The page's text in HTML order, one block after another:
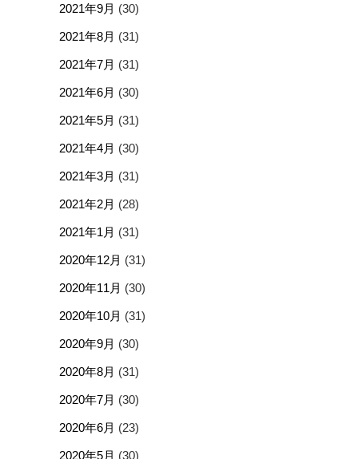
2021年9月 (30)
2021年8月 (31)
2021年7月 (31)
2021年6月 (30)
2021年5月 (31)
2021年4月 (30)
2021年3月 (31)
2021年2月 (28)
2021年1月 (31)
2020年12月 (31)
2020年11月 (30)
2020年10月 (31)
2020年9月 (30)
2020年8月 (31)
2020年7月 (30)
2020年6月 (23)
2020年5月 (30)